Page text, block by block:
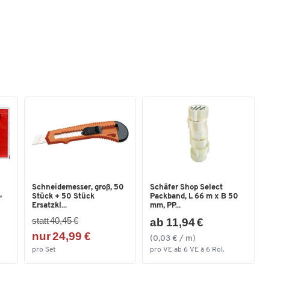
Schneidemesser, groß, 50
Stück + 50 Stück
Ersatzkl...
statt 40,45 €
nur 24,99 €
pro Set
Schäfer Shop Select
Packband, L 66 m x B 50
mm, PP...
ab 11,94 €
(0,03 € / m)
pro VE ab 6 VE à 6 Rol.